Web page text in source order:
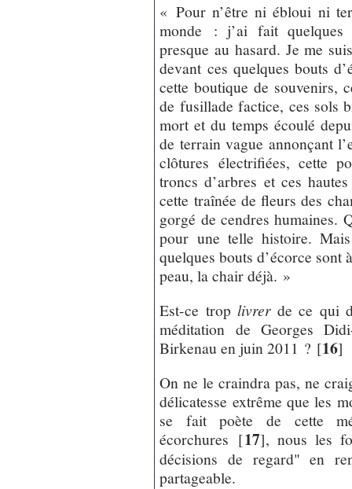
« Pour n’être ni ébloui ni
monde : j’ai fait quelques
presque au hasard. Je me
devant ces quelques bouts
cette boutique de souvenirs,
de fusillade factice, ces sols
mort et du temps écoulé
de terrain vague annonçant
clôtures électrifiées, cette
troncs d’arbres et ces
cette traînée de fleurs des
gorgé de cendres humaines.
pour une telle histoire.
quelques bouts d’écorce sont
peau, la chair déjà. »
Est-ce trop livrerde ce qui
méditation de Georges
Birkenau en juin 2011 ? [16]
On ne le craindra pas, ne
délicatesse extrême que les
se fait poète de cette
écorchures [17], nous les
décisions de regard" en
partageable.